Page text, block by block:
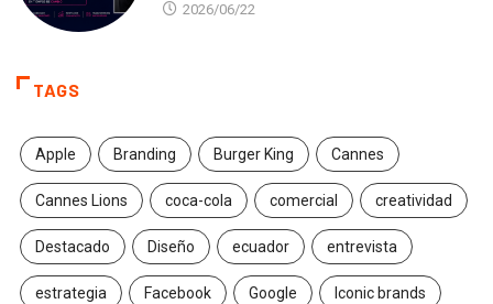
2026/06/22
TAGS
Apple Branding Burger King Cannes
Cannes Lions coca-cola comercial creatividad
Destacado Diseño ecuador entrevista
estrategia Facebook Google Iconic brands